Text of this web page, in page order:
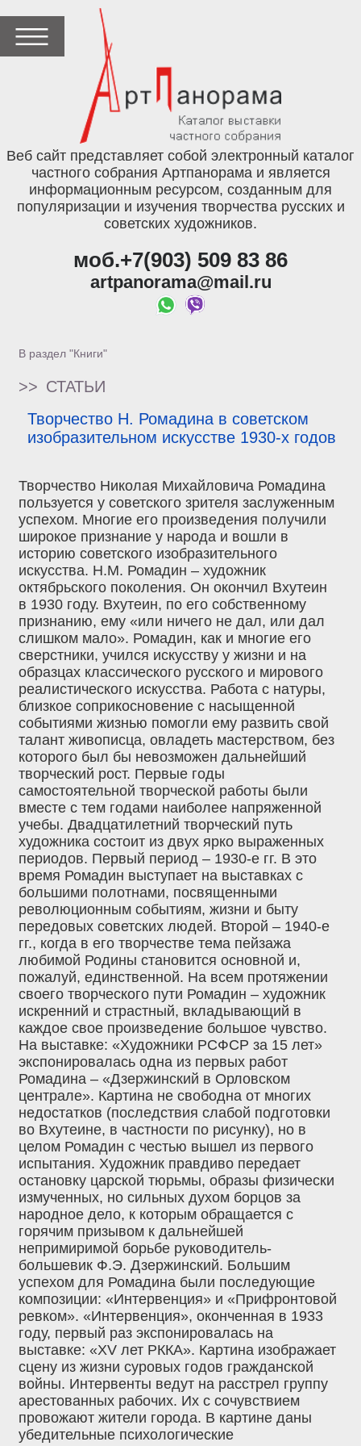
Веб сайт представляет собой электронный каталог
частного собрания Артпанорама и является
информационным ресурсом, созданным для
популяризации и изучения творчества русских и
советских художников.
моб.+7(903) 509 83 86
artpanorama@mail.ru
В раздел "Книги"
>> СТАТЬИ
Творчество Н. Ромадина в советском
изобразительном искусстве 1930-х годов
Творчество Николая Михайловича Ромадина
пользуется у советского зрителя заслуженным
успехом. Многие его произведения получили
широкое признание у народа и вошли в
историю советского изобразительного
искусства. Н.М. Ромадин – художник
октябрьского поколения. Он окончил Вхутеин
в 1930 году. Вхутеин, по его собственному
признанию, ему «или ничего не дал, или дал
слишком мало». Ромадин, как и многие его
сверстники, учился искусству у жизни и на
образцах классического русского и мирового
реалистического искусства. Работа с натуры,
близкое соприкосновение с насыщенной
событиями жизнью помогли ему развить свой
талант живописца, овладеть мастерством, без
которого был бы невозможен дальнейший
творческий рост. Первые годы
самостоятельной творческой работы были
вместе с тем годами наиболее напряженной
учебы. Двадцатилетний творческий путь
художника состоит из двух ярко выраженных
периодов. Первый период – 1930-е гг. В это
время Ромадин выступает на выставках с
большими полотнами, посвященными
революционным событиям, жизни и быту
передовых советских людей. Второй – 1940-е
гг., когда в его творчестве тема пейзажа
любимой Родины становится основной и,
пожалуй, единственной. На всем протяжении
своего творческого пути Ромадин – художник
искренний и страстный, вкладывающий в
каждое свое произведение большое чувство.
На выставке: «Художники РСФСР за 15 лет»
экспонировалась одна из первых работ
Ромадина – «Дзержинский в Орловском
централе». Картина не свободна от многих
недостатков (последствия слабой подготовки
во Вхутеине, в частности по рисунку), но в
целом Ромадин с честью вышел из первого
испытания. Художник правдиво передает
остановку царской тюрьмы, образы физически
измученных, но сильных духом борцов за
народное дело, к которым обращается с
горячим призывом к дальнейшей
непримиримой борьбе руководитель-
большевик Ф.Э. Дзержинский. Большим
успехом для Ромадина были последующие
композиции: «Интервенция» и «Прифронтовой
ревком». «Интервенция», оконченная в 1933
году, первый раз экспонировалась на
выставке: «XV лет РККА». Картина изображает
сцену из жизни суровых годов гражданской
войны. Интервенты ведут на расстрел группу
арестованных рабочих. Их с сочувствием
провожают жители города. В картине даны
убедительные психологические